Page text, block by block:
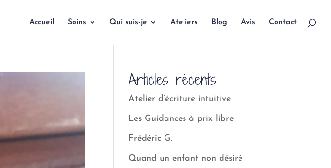
Accueil Soins Qui suis-je Ateliers Blog Avis Contact
Articles récents
Atelier d’écriture intuitive
Les Guidances à prix libre
Frédéric G.
Quand un enfant non désiré